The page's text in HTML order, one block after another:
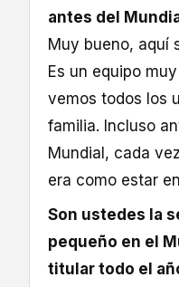
antes del
Muy bueno, aquí
Es un equipo
vemos todos los
familia. Incluso
Mundial, cada
era como estar
Son ustedes la
pequeño en el
titular todo el